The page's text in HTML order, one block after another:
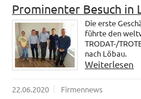
Prominenter Besuch in
Die erste
führte den
TRODAT-/
nach Löbau.
Weiterlesen
22.06.2020 Firmennews